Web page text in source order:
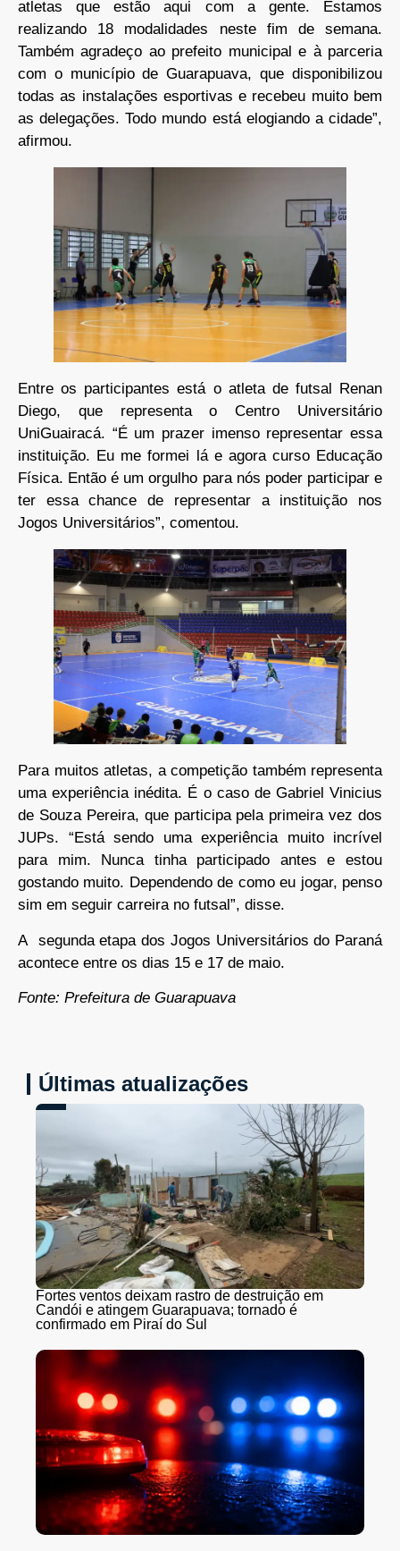
atletas que estão aqui com a gente. Estamos
realizando 18 modalidades neste fim de semana.
Também agradeço ao prefeito municipal e à parceria
com o município de Guarapuava, que disponibilizou
todas as instalações esportivas e recebeu muito bem
as delegações. Todo mundo está elogiando a cidade”,
afirmou.
Entre os participantes está o atleta de futsal Renan
Diego, que representa o Centro Universitário
UniGuairacá. “É um prazer imenso representar essa
instituição. Eu me formei lá e agora curso Educação
Física. Então é um orgulho para nós poder participar e
ter essa chance de representar a instituição nos
Jogos Universitários”, comentou.
Para muitos atletas, a competição também representa
uma experiência inédita. É o caso de Gabriel Vinicius
de Souza Pereira, que participa pela primeira vez dos
JUPs. “Está sendo uma experiência muito incrível
para mim. Nunca tinha participado antes e estou
gostando muito. Dependendo de como eu jogar, penso
sim em seguir carreira no futsal”, disse.
A segunda etapa dos Jogos Universitários do Paraná
acontece entre os dias 15 e 17 de maio.
Fonte: Prefeitura de Guarapuava
Últimas atualizações
Fortes ventos deixam rastro de destruição em
Candói e atingem Guarapuava; tornado é
confirmado em Piraí do Sul